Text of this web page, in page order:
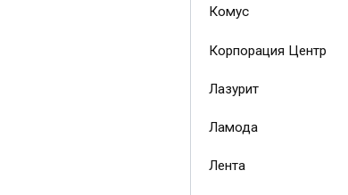
Комус
Корпорация Центр
Лазурит
Ламода
Лента